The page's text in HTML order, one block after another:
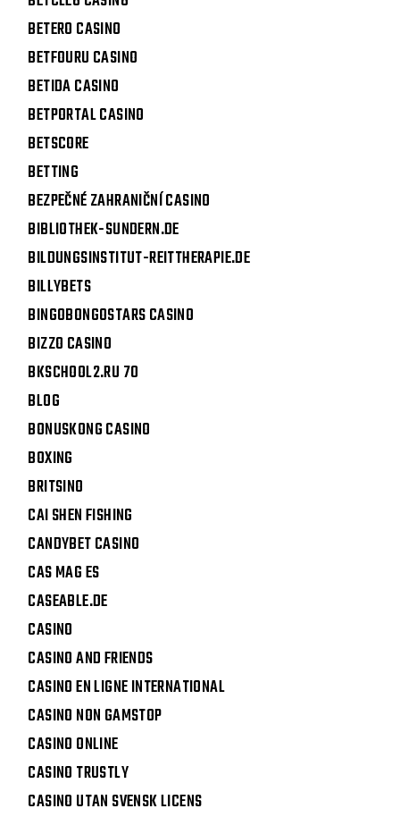
BETERO CASINO
BETFOURU CASINO
BETIDA CASINO
BETPORTAL CASINO
BETSCORE
BETTING
BEZPEČNÉ ZAHRANIČNÍ CASINO
BIBLIOTHEK-SUNDERN.DE
BILDUNGSINSTITUT-REITTHERAPIE.DE
BILLYBETS
BINGOBONGOSTARS CASINO
BIZZO CASINO
BKSCHOOL2.RU 70
BLOG
BONUSKONG CASINO
BOXING
BRITSINO
CAI SHEN FISHING
CANDYBET CASINO
CAS MAG ES
CASEABLE.DE
CASINO
CASINO AND FRIENDS
CASINO EN LIGNE INTERNATIONAL
CASINO NON GAMSTOP
CASINO ONLINE
CASINO TRUSTLY
CASINO UTAN SVENSK LICENS